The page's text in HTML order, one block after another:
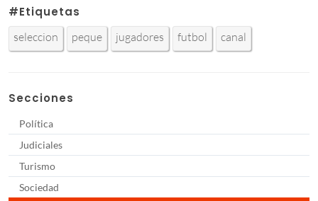
#Etiquetas
seleccion peque jugadores futbol canal
Secciones
Política
Judiciales
Turismo
Sociedad